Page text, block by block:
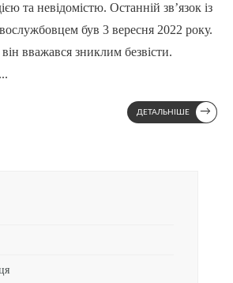
та невідомістю. Останній зв’язок із
був 3 вересня 2022 року.
він вважався зниклим безвісти.
ДЕТАЛЬНІШЕ →